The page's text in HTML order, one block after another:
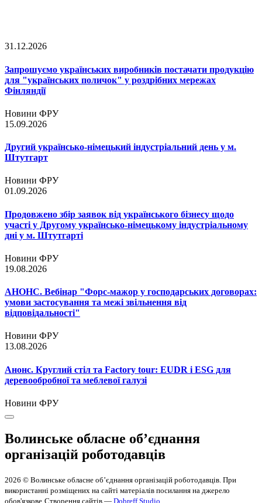
31.12.2026
Запрошуємо українських виробників постачати продукцію
для "українських поличок" у роздрібних мережах
Фінляндії
Новини ФРУ
15.09.2026
Другий українсько-німецький індустріальний день у м.
Штутгарт
Новини ФРУ
01.09.2026
Продовжено збір заявок від українського бізнесу щодо
участі у Другому українсько-німецькому індустріальному
дні у м. Штутгарті
Новини ФРУ
19.08.2026
АНОНС. Вебінар "Форс-мажор у господарських договорах:
умови застосування та межі звільнення від
відповідальності"
Новини ФРУ
13.08.2026
Анонс. Круглий стіл та Factory tour: EUDR і ESG для
деревообробної та меблевої галузі
Новини ФРУ
Волинське обласне об’єднання
організацій роботодавців
2026 © Волинське обласне об’єднання організацій роботодавців. При
використанні розміщених на сайті матеріалів посилання на джерело
обов'язкове Створення сайтів — Dobreff Studio